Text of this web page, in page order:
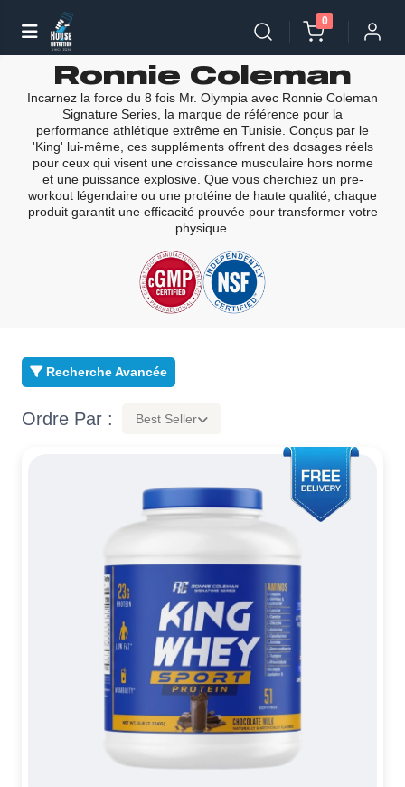
0
Ronnie Coleman
Incarnez la force du 8 fois Mr. Olympia avec Ronnie Coleman
Signature Series, la marque de référence pour la
performance athlétique extrême en Tunisie. Conçus par le
'King' lui-même, ces suppléments offrent des dosages réels
pour ceux qui visent une croissance musculaire hors norme
et une puissance explosive. Que vous cherchiez un pre-
workout légendaire ou une protéine de haute qualité, chaque
produit garantit une efficacité prouvée pour transformer votre
physique.
Recherche Avancée
Ordre Par : Best Seller